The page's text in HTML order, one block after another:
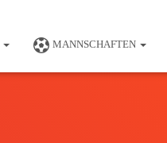
MANNSCHAFTEN